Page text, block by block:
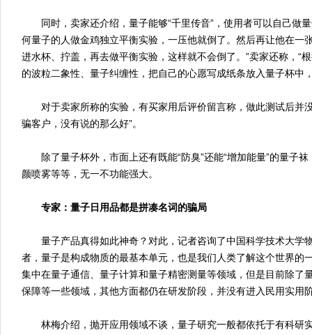
同时，卖家还介绍，量子能够“千里传音”，使用者可以自己做量
何量子的人做金鸡独立平衡实验，一压他就倒了。然后再让他在一
进水杯、拧盖，再去做平衡实验，这样就不会倒了。”卖家还称，“
的波粒二象性、量子纠缠性，把自己的心愿写成纸条放入量子杯中
对于卖家所称的实验，有买家用后评价留言称，做此测试后并
骗客户，没有说的那么好”。
除了量子杯外，市面上还有既能“防臭”还能“增加能量”的量子袜
颜喷雾等等，无一不功能强大。
专家：量子日用品都是拼凑名词的骗局
量子产品真得如此神奇？对此，记者咨询了中国科学技术大学
者，量子是构成物质的最基本单元，也是我们人类了解这个世界的
集中在量子通信、量子计算和量子精密测量等领域，但是目前除了
保障等一些领域，其他方面都仍在研发阶段，并没有进入民用实用
林梅介绍，抛开应用领域不谈，量子研究一般都依托于有科研